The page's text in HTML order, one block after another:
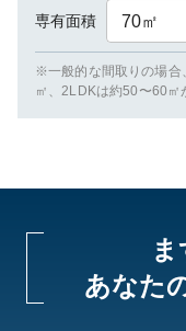
専有面積 70㎡
※一般的な間取りの場合
㎡、2LDKは約50〜60㎡
ま
あなた